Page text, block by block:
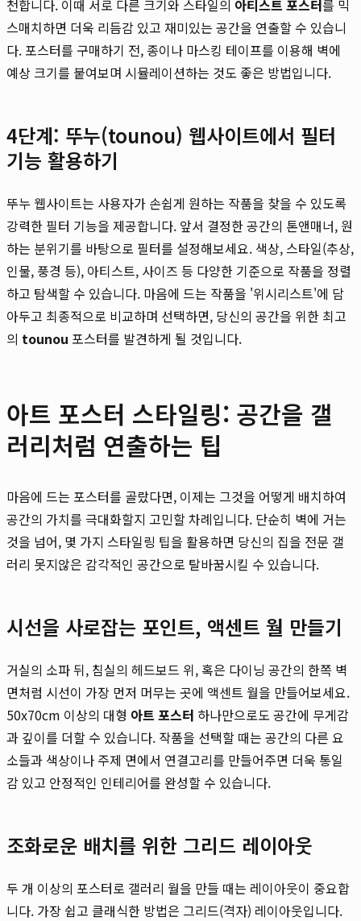
천합니다. 이때 서로 다른 크기와 스타일의 아티스트 포스터를 믹
스매치하면 더욱 리듬감 있고 재미있는 공간을 연출할 수 있습니
다. 포스터를 구매하기 전, 종이나 마스킹 테이프를 이용해 벽에
예상 크기를 붙여보며 시뮬레이션하는 것도 좋은 방법입니다.
4단계: 뚜누(tounou) 웹사이트에서 필터
기능 활용하기
뚜누 웹사이트는 사용자가 손쉽게 원하는 작품을 찾을 수 있도록
강력한 필터 기능을 제공합니다. 앞서 결정한 공간의 톤앤매너, 원
하는 분위기를 바탕으로 필터를 설정해보세요. 색상, 스타일(추상,
인물, 풍경 등), 아티스트, 사이즈 등 다양한 기준으로 작품을 정렬
하고 탐색할 수 있습니다. 마음에 드는 작품을 '위시리스트'에 담
아두고 최종적으로 비교하며 선택하면, 당신의 공간을 위한 최고
의 tounou 포스터를 발견하게 될 것입니다.
아트 포스터 스타일링: 공간을 갤
러리처럼 연출하는 팁
마음에 드는 포스터를 골랐다면, 이제는 그것을 어떻게 배치하여
공간의 가치를 극대화할지 고민할 차례입니다. 단순히 벽에 거는
것을 넘어, 몇 가지 스타일링 팁을 활용하면 당신의 집을 전문 갤
러리 못지않은 감각적인 공간으로 탈바꿈시킬 수 있습니다.
시선을 사로잡는 포인트, 액센트 월 만들기
거실의 소파 뒤, 침실의 헤드보드 위, 혹은 다이닝 공간의 한쪽 벽
면처럼 시선이 가장 먼저 머무는 곳에 액센트 월을 만들어보세요.
50x70cm 이상의 대형 아트 포스터 하나만으로도 공간에 무게감
과 깊이를 더할 수 있습니다. 작품을 선택할 때는 공간의 다른 요
소들과 색상이나 주제 면에서 연결고리를 만들어주면 더욱 통일
감 있고 안정적인 인테리어를 완성할 수 있습니다.
조화로운 배치를 위한 그리드 레이아웃
두 개 이상의 포스터로 갤러리 월을 만들 때는 레이아웃이 중요합
니다. 가장 쉽고 클래식한 방법은 그리드(격자) 레이아웃입니다.